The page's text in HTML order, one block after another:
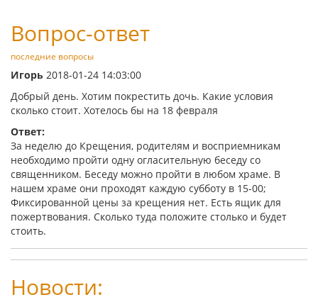
Вопрос-ответ
последние вопросы
Игорь 2018-01-24 14:03:00
Добрый день. Хотим покрестить дочь. Какие условия
сколько стоит. Хотелось бы на 18 февраля
Ответ:
За неделю до Крещения, родителям и восприемникам
необходимо пройти одну огласительную беседу со
священником. Беседу можно пройти в любом храме. В
нашем храме они проходят каждую субботу в 15-00;
Фиксированной цены за крещения нет. Есть ящик для
пожертвования. Сколько туда положите столько и будет
стоить.
Новости: